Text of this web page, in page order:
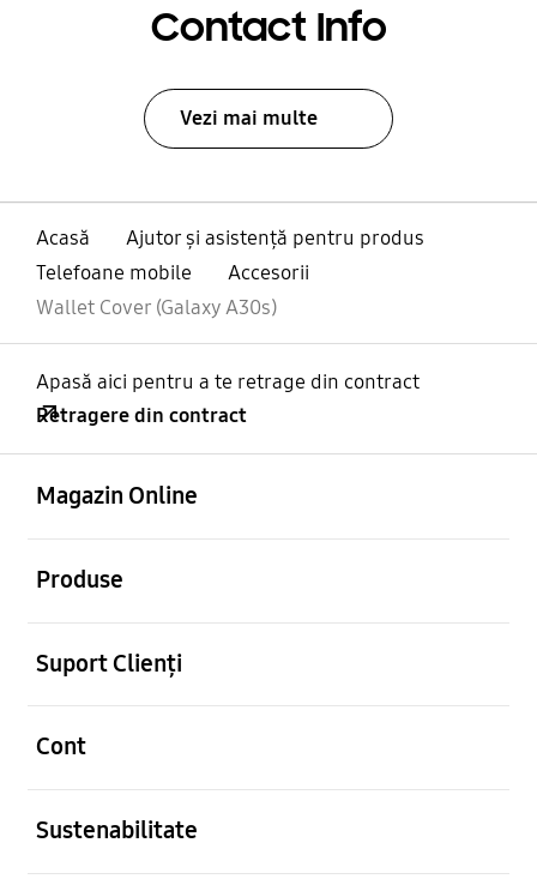
Contact Info
Vezi mai multe
Acasă
Ajutor și asistență pentru produs
Telefoane mobile
Accesorii
Wallet Cover (Galaxy A30s)
Apasă aici pentru a te retrage din contract
Retragere din contract
Magazin Online
Produse
Suport Clienți
Cont
Sustenabilitate